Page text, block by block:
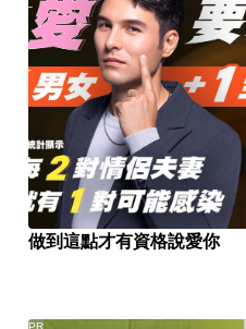
做到這點才有資格說愛你
PR